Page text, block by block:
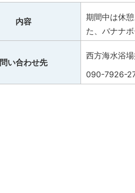
内容
期間中は休
た、バナナ
問い合わせ先
西方海水浴
090-7926-